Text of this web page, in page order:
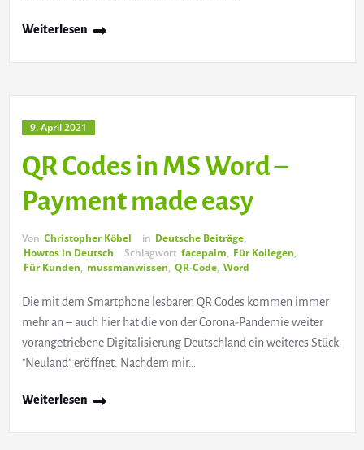
Weiterlesen
9. April 2021
QR Codes in MS Word –
Payment made easy
Von Christopher Köbel in Deutsche Beiträge,
Howtos in Deutsch
Schlagwort facepalm, Für Kollegen,
Für Kunden, mussmanwissen, QR-Code, Word
Die mit dem Smartphone lesbaren QR Codes kommen immer
mehr an – auch hier hat die von der Corona-Pandemie weiter
vorangetriebene Digitalisierung Deutschland ein weiteres Stück
"Neuland" eröffnet. Nachdem mir…
Weiterlesen